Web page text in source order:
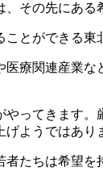
その先にある
とができる東
療関連産業な
ってきます。
ようではあり
たちは希望を